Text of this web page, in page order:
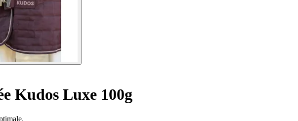
Kudos Luxe 100g